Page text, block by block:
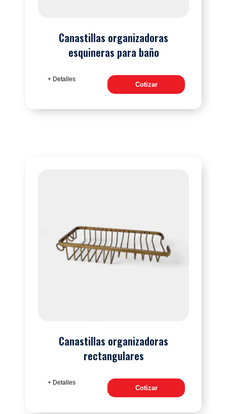
Canastillas organizadoras
esquineras para baño
+ Detalles
Cotizar
Canastillas organizadoras
rectangulares
+ Detalles
Cotizar